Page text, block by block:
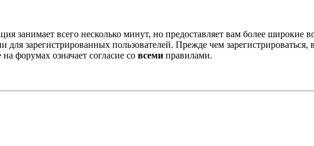
занимает всего несколько минут, но предоставляет вам более широкие
зарегистрированных пользователей. Прежде чем зарегистрироваться,
форумах означает согласие со всеми правилами.